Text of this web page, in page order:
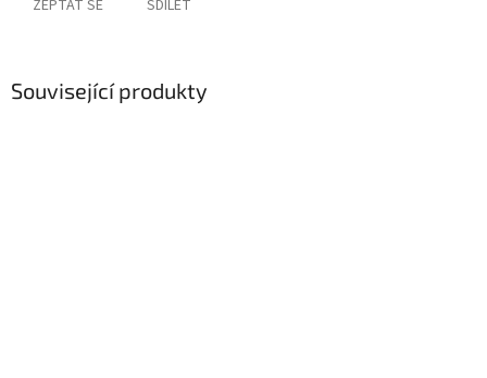
ZEPTAT SE SDÍLET
Související produkty